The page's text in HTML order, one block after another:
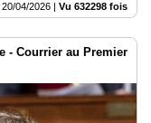
20/04/2026 | Vu 632298 fois
- Courrier au Premier